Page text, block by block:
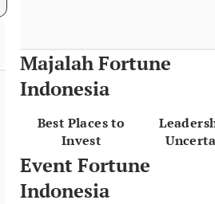
Majalah Fortune
Indonesia
Best Places to
Invest
Event Fortune
Indonesia